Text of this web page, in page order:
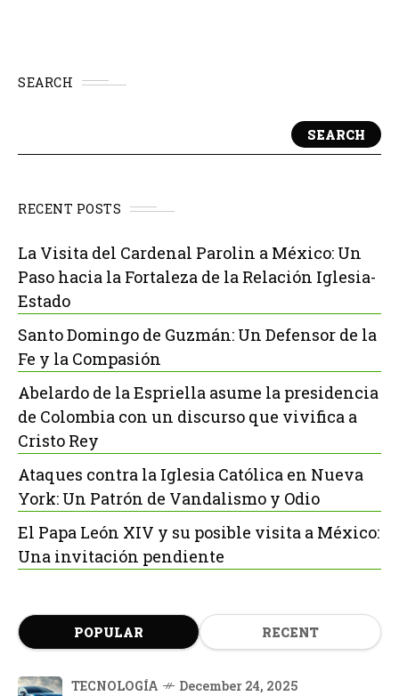
SEARCH
SEARCH
RECENT POSTS
La Visita del Cardenal Parolin a México: Un
Paso hacia la Fortaleza de la Relación Iglesia-
Estado
Santo Domingo de Guzmán: Un Defensor de la
Fe y la Compasión
Abelardo de la Espriella asume la presidencia
de Colombia con un discurso que vivifica a
Cristo Rey
Ataques contra la Iglesia Católica en Nueva
York: Un Patrón de Vandalismo y Odio
El Papa León XIV y su posible visita a México:
Una invitación pendiente
POPULAR RECENT
TECNOLOGÍA December 24, 2025